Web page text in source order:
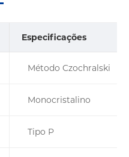
Especificações
Método Czochralski
Monocristalino
Tipo P